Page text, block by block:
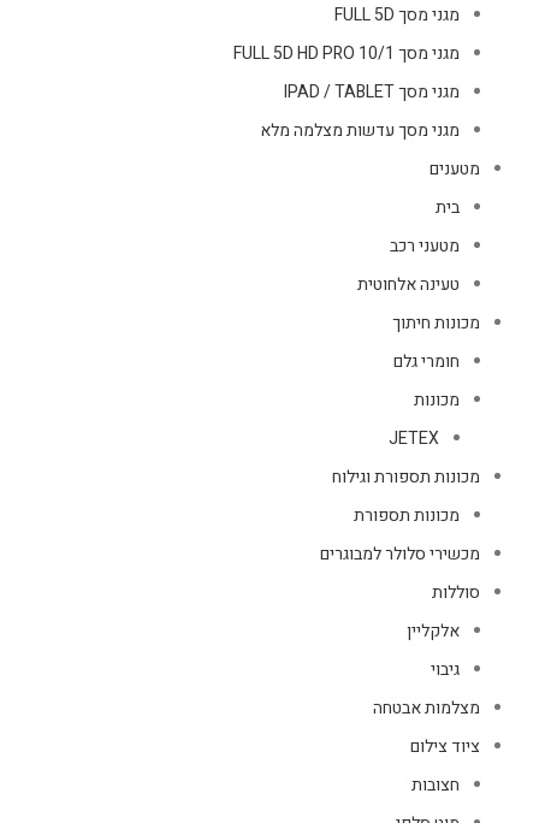
מגני מסך FULL 5D
מגני מסך FULL 5D HD PRO 10/1
מגני מסך IPAD / TABLET
מגני מסך עדשות מצלמה מלא
מטענים
בית
מטעני רכב
טעינה אלחוטית
מכונות חיתוך
חומרי גלם
מכונות
JETEX
מכונות תספורת וגילוח
מכונות תספורת
מכשירי סלולר למבוגרים
סוללות
אלקליין
גיבוי
מצלמות אבטחה
ציוד צילום
חצובות